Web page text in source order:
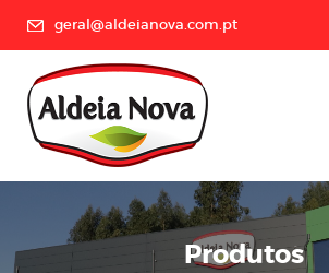
geral@aldeianova.com.pt
Produtos